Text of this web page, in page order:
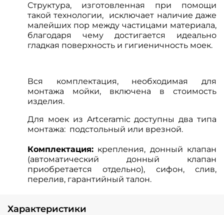
Структура, изготовленная при помощи
такой технологии, исключает наличие даже
малейших пор между частицами материала,
благодаря чему достигается идеально
гладкая поверхность и гигиеничность моек.
Вся комплектация, необходимая для
монтажа мойки, включена в стоимость
изделия.
Для моек из Artceramic доступны два типа
монтажа: подстольный или врезной.
Комплектация: крепления, донный клапан
(автоматический донный клапан
приобретается отдельно), сифон, слив,
перелив, гарантийный талон.
Характеристики